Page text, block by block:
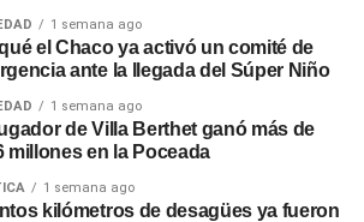
1 semana ago
el Chaco ya activó un comité de
ante la llegada del Súper Niño
1 semana ago
de Villa Berthet ganó más de
millones en la Poceada
1 semana ago
kilómetros de desagües ya fueron